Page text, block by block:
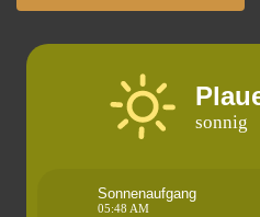
sonnig
Sonnenaufgang
05:48 AM